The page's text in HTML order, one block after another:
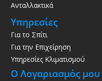
Ανταλλακτικά
Υπηρεσίες
Για το Σπίτι
Για την Επιχείρηση
Υπηρεσίες Κλιματισμού
Ο Λογαριασμός μου